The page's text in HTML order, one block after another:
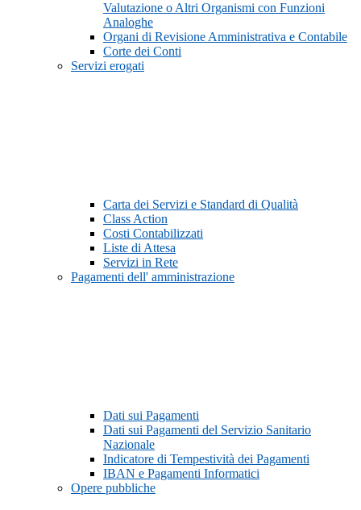
Valutazione o Altri Organismi con Funzioni
Analoghe
Organi di Revisione Amministrativa e Contabile
Corte dei Conti
Servizi erogati
Carta dei Servizi e Standard di Qualità
Class Action
Costi Contabilizzati
Liste di Attesa
Servizi in Rete
Pagamenti dell' amministrazione
Dati sui Pagamenti
Dati sui Pagamenti del Servizio Sanitario
Nazionale
Indicatore di Tempestività dei Pagamenti
IBAN e Pagamenti Informatici
Opere pubbliche